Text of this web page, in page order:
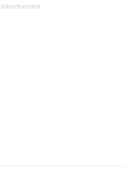
Advertisement